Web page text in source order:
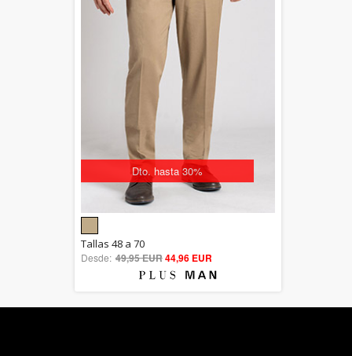
Dto. hasta 30%
out of 5
Tallas 48 a 70
Desde: 49,95 EUR44,96 EUR